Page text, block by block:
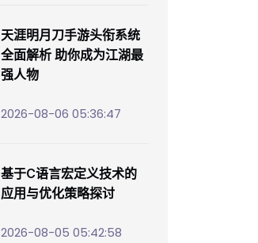
天涯明月刀手游头衔系统
全面解析 助你成为江湖最
强人物
2026-08-06 05:36:47
基于C语言宏定义技术的
应用与优化策略探讨
2026-08-05 05:42:58